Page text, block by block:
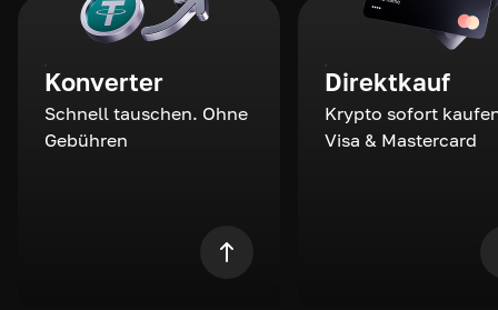
Konverter
Schnell tauschen. Ohne
Gebühren
Direktkauf
Krypto sofort
Visa & Mastercard